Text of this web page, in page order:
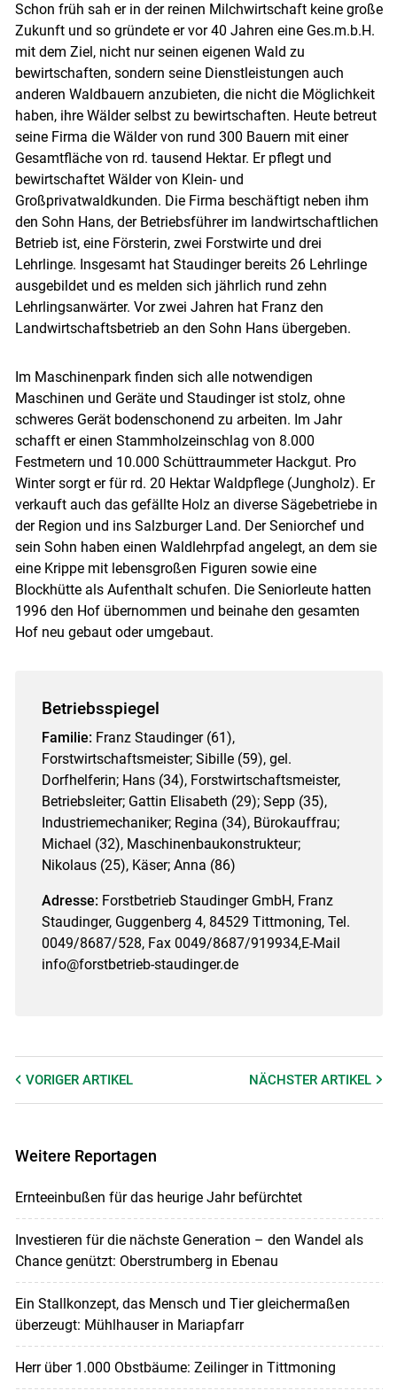
Skip to main content
Schon früh sah er in der reinen Milchwirtschaft keine große
Zukunft und so gründete er vor 40 Jahren eine Ges.m.b.H.
mit dem Ziel, nicht nur seinen eigenen Wald zu
bewirtschaften, sondern seine Dienstleistungen auch
anderen Waldbauern anzubieten, die nicht die Möglichkeit
haben, ihre Wälder selbst zu bewirtschaften. Heute betreut
seine Firma die Wälder von rund 300 Bauern mit einer
Gesamtfläche von rd. tausend Hektar. Er pflegt und
bewirtschaftet Wälder von Klein- und
Großprivatwaldkunden. Die Firma beschäftigt neben ihm
den Sohn Hans, der Betriebsführer im landwirtschaftlichen
Betrieb ist, eine Försterin, zwei Forstwirte und drei
Lehrlinge. Insgesamt hat Staudinger bereits 26 Lehrlinge
ausgebildet und es melden sich jährlich rund zehn
Lehrlingsanwärter. Vor zwei Jahren hat Franz den
Landwirtschaftsbetrieb an den Sohn Hans übergeben.
Im Maschinenpark finden sich alle notwendigen
Maschinen und Geräte und Staudinger ist stolz, ohne
schweres Gerät bodenschonend zu arbeiten. Im Jahr
schafft er einen Stammholzeinschlag von 8.000
Festmetern und 10.000 Schüttraummeter Hackgut. Pro
Winter sorgt er für rd. 20 Hektar Waldpflege (Jungholz). Er
verkauft auch das gefällte Holz an diverse Sägebetriebe in
der Region und ins Salzburger Land. Der Seniorchef und
sein Sohn haben einen Waldlehrpfad angelegt, an dem sie
eine Krippe mit lebensgroßen Figuren sowie eine
Blockhütte als Aufenthalt schufen. Die Seniorleute hatten
1996 den Hof übernommen und beinahe den gesamten
Hof neu gebaut oder umgebaut.
Betriebsspiegel
Familie: Franz Staudinger (61),
Forstwirtschaftsmeister; Sibille (59), gel.
Dorfhelferin; Hans (34), Forstwirtschaftsmeister,
Betriebsleiter; Gattin Elisabeth (29); Sepp (35),
Industriemechaniker; Regina (34), Bürokauffrau;
Michael (32), Maschinenbaukonstrukteur;
Nikolaus (25), Käser; Anna (86)
Adresse: Forstbetrieb Staudinger GmbH, Franz
Staudinger, Guggenberg 4, 84529 Tittmoning, Tel.
0049/8687/528, Fax 0049/8687/919934,E-Mail
info@forstbetrieb-staudinger.de
VORIGER ARTIKEL NÄCHSTERARTIKEL
Weitere Reportagen
Ernteeinbußen für das heurige Jahr befürchtet
Investieren für die nächste Generation – den Wandel als
Chance genützt: Oberstrumberg in Ebenau
Ein Stallkonzept, das Mensch und Tier gleichermaßen
überzeugt: Mühlhauser in Mariapfarr
Herr über 1.000 Obstbäume: Zeilinger in Tittmoning